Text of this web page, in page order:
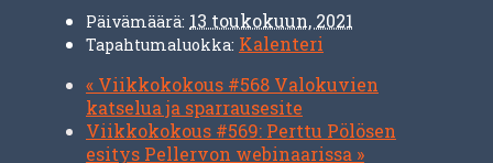
Päivämäärä: 13 toukokuun, 2021
Tapahtumaluokka: Kalenteri
« Viikkokokous #568 Valokuvien
katselua ja sparrausesite
Viikkokokous #569: Perttu Pölösen
esitys Pellervon webinaarissa »